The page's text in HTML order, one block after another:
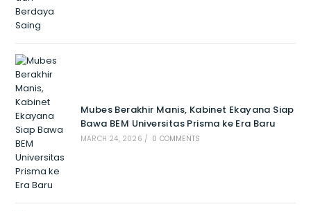
Mubes Berakhir Manis, Kabinet Ekayana Siap
Bawa BEM Universitas Prisma ke Era Baru
MARCH 24, 2026 / 0 COMMENTS